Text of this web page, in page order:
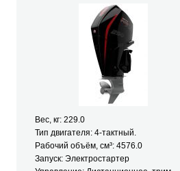
Вес, кг: 229.0
Тип двигателя: 4-тактный.
Рабочий объём, см³: 4576.0
Запуск: Электростартер